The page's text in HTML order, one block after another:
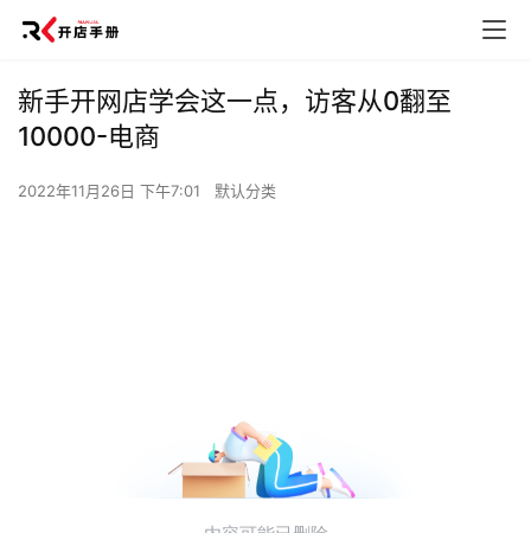
新手开网店学会这一点，访客从0翻至
10000-电商
2022年11月26日 下午7:01 默认分类